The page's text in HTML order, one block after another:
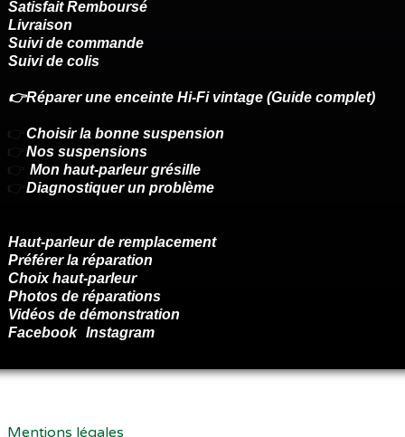
Satisfait Remboursé
Livraison
Suivi de commande
Suivi de colis
👉Réparer une enceinte Hi-Fi vintage (Guide complet)
👉 Choisir la bonne suspension
👉 Nos suspensions
👉 Mon haut-parleur grésille
👉 Diagnostiquer un problème
Haut-parleur de remplacement
Préférer la réparation
Choix haut-parleur
Photos de réparations
Vidéos de démonstration
Facebook Instagram
Mentions légales